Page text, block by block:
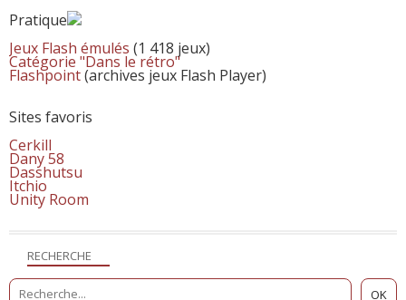
RECHERCHE
Pratique
Jeux Flash émulés (1 418 jeux)
Catégorie "Dans le rétro"
Flashpoint(archives jeux Flash Player)
Sites favoris
Cerkill
Dany 58
Dasshutsu
Itchio
Unity Room